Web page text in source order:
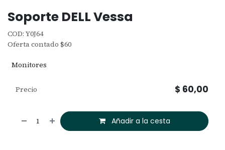
Soporte DELL Vessa
COD: Y0J64
Oferta contado $60
Monitores
Añadir a la cesta
Precio $ 60,00